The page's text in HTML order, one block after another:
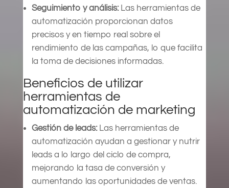
Seguimiento y análisis:Las herramientas de
automatización proporcionan datos
precisos y en tiempo real sobre el
rendimiento de las campañas, lo que facilita
la toma de decisiones informadas.
Beneficios de utilizar
herramientas de
automatización de marketing
Gestión de leads:Las herramientas de
automatización ayudan a gestionar y nutrir
leads a lo largo del ciclo de compra,
mejorando la tasa de conversión y
aumentando las oportunidades de ventas.